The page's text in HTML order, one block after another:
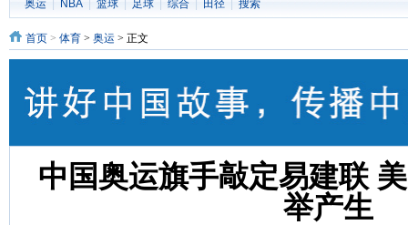
奥运 NBA 篮球 足球 综合 田径 搜索
首页 > 体育 > 奥运 > 正文
中国奥运旗手敲定易建联
举产生